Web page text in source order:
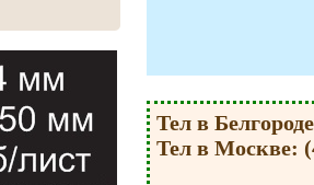
Тел в
Тел в Москве: